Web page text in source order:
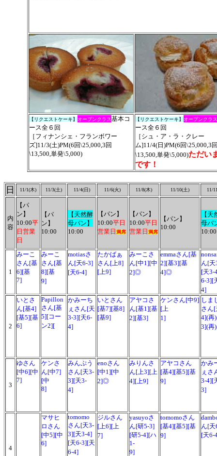
【リクエストケーキ】 オープンクラス基本コ
ース全６回
［フィナンシェ・フランボワー
ズ]11/3(土)PM(6回\25,000,3回
\13,500,単発\5,000)
【リクエストケーキ】 オープンクラス
ース全６回
［シュ・ア・ラ・クレー
ム]11/4(日)PM(6回\25,000,3
\13,500,単発\5,000)ただい
です！
日 11/1(木) 11/3(土) 11/4(日) 11/6(火) 11/8(木) 11/10(土) 11/
内
容
【パ
ン】
10:00平
日営業
日
【パ
ン】
10:00
【天然酵
母パン】
10:00
【パン】
10:00平日
営業日 満席
【パン】
10:00平日
営業日 満席
【パン】
10:00
【天
母パ
10:00
1
みーこ
さん[基
6][基
7]
みーこ
さん[基
8][基
9]
motiasさ
ん[天6-3]
[天6-4]
たかばぁ
さん[上8]
[上9]
みーこさ
ん[中1][中
2]◎
emmaさん[基
2][基3][基
4]◎
ん[
[天3-
6-3][
4]
2
いとさ
ん[基4]
[基5][基
6]
Papillon
さん[基
5][コー
ン2][
かみーち
ぇさん[天
3-3][天6-
4]
いとさん
[基7][基8]
[基9]
アヤコさ
ん[基1][基
2][基3]
ケンさん[中9]
[上
1]
しま
さん[
4](再
3](再)
3
ゆさん
[中6][中
7]
ケンさ
ん[中7]
[中
8]
みんぷう
さん[天3-
3][天3-
4]
enoさん
[中1][中
2]◎
みりんさ
ん[上3][上
4][上9]
アヤコさん
[基4][基5][基
9]
かみ
ぇさ
3-4][
3]
4
マサヒ
ロさん
[中5][中
6]
tomomo
さん[天3-
3][天3-4]
[天6-3][天
6-4]
ジルさん
[上6][上
7]
yasuyoさ
ん[研5-3]
[研5-4][ハ
1-
9]
tomomoさん
[基4][基5][基
9]
ん[
[天6-